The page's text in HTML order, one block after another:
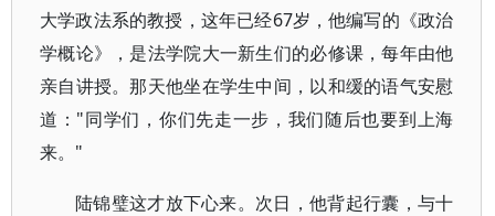
大学政法系的教授，这年已经67岁，他编写的《政治
学概论》，是法学院大一新生们的必修课，每年由他
亲自讲授。那天他坐在学生中间，以和缓的语气安慰
道："同学们，你们先走一步，我们随后也要到上海
来。"
陆锦璧这才放下心来。次日，他背起行囊，与十